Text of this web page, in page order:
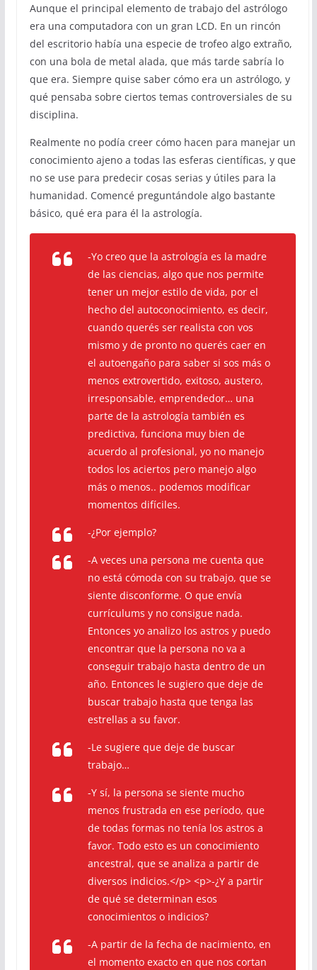
Aunque el principal elemento de trabajo del astrólogo
era una computadora con un gran LCD. En un rincón
del escritorio había una especie de trofeo algo extraño,
con una bola de metal alada, que más tarde sabría lo
que era. Siempre quise saber cómo era un astrólogo, y
qué pensaba sobre ciertos temas controversiales de su
disciplina.
Realmente no podía creer cómo hacen para manejar un
conocimiento ajeno a todas las esferas científicas, y que
no se use para predecir cosas serias y útiles para la
humanidad. Comencé preguntándole algo bastante
básico, qué era para él la astrología.
-Yo creo que la astrología es la madre
de las ciencias, algo que nos permite
tener un mejor estilo de vida, por el
hecho del autoconocimiento, es decir,
cuando querés ser realista con vos
mismo y de pronto no querés caer en
el autoengaño para saber si sos más o
menos extrovertido, exitoso, austero,
irresponsable, emprendedor… una
parte de la astrología también es
predictiva, funciona muy bien de
acuerdo al profesional, yo no manejo
todos los aciertos pero manejo algo
más o menos.. podemos modificar
momentos difíciles.
-¿Por ejemplo?
-A veces una persona me cuenta que
no está cómoda con su trabajo, que se
siente disconforme. O que envía
currículums y no consigue nada.
Entonces yo analizo los astros y puedo
encontrar que la persona no va a
conseguir trabajo hasta dentro de un
año. Entonces le sugiero que deje de
buscar trabajo hasta que tenga las
estrellas a su favor.
-Le sugiere que deje de buscar
trabajo…
-Y sí, la persona se siente mucho
menos frustrada en ese período, que
de todas formas no tenía los astros a
favor. Todo esto es un conocimiento
ancestral, que se analiza a partir de
diversos indicios.</p> <p>-¿Y a partir
de qué se determinan esos
conocimientos o indicios?
-A partir de la fecha de nacimiento, en
el momento exacto en que nos cortan